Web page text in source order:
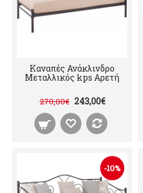
Καναπές Ανάκλινδρο
Μεταλλικός kps Αρετή
270,00€ 243,00€
-10%